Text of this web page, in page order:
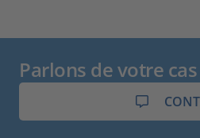
Parlons de votre